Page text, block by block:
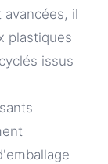
il
plastiques
issus